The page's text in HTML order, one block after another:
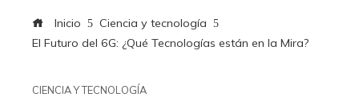
Inicio
Ciencia y tecnología
El Futuro del 6G: ¿Qué Tecnologías están en la Mira?
CIENCIA Y TECNOLOGÍA